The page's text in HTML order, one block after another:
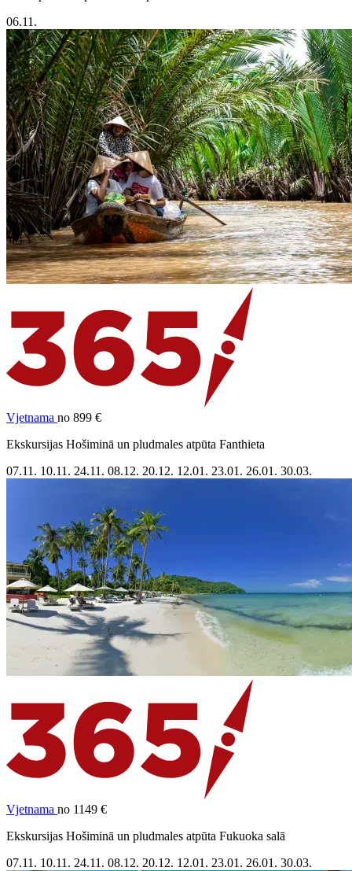
06.11.
Vjetnama no 899 €
Ekskursijas Hošiminā un pludmales atpūta Fanthieta
07.11. 10.11. 24.11. 08.12. 20.12. 12.01. 23.01. 26.01. 30.03.
Vjetnama no 1149 €
Ekskursijas Hošiminā un pludmales atpūta Fukuoka salā
07.11. 10.11. 24.11. 08.12. 20.12. 12.01. 23.01. 26.01. 30.03.